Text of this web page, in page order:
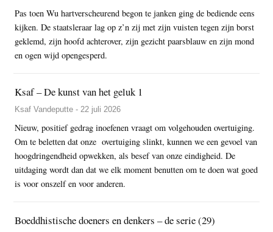
Pas toen Wu hartverscheurend begon te janken ging de bediende eens
kijken. De staatsleraar lag op z’n zij met zijn vuisten tegen zijn borst
geklemd, zijn hoofd achterover, zijn gezicht paarsblauw en zijn mond
en ogen wijd opengesperd.
Ksaf – De kunst van het geluk 1
Ksaf Vandeputte - 22 juli 2026
Nieuw, positief gedrag inoefenen vraagt om volgehouden overtuiging.
Om te beletten dat onze overtuiging slinkt, kunnen we een gevoel van
hoogdringendheid opwekken, als besef van onze eindigheid. De
uitdaging wordt dan dat we elk moment benutten om te doen wat goed
is voor onszelf en voor anderen.
Boeddhistische doeners en denkers – de serie (29)